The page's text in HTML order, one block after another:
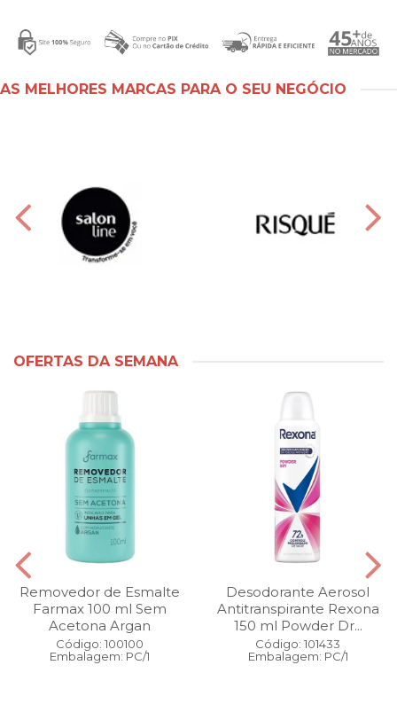
AS MELHORES MARCAS PARA O SEU NEGÓCIO
OFERTAS DA SEMANA
Removedor de Esmalte
Farmax 100 ml Sem
Acetona Argan
Código: 100100
Embalagem: PC/1
Desodorante Aerosol
Antitranspirante Rexona
150 ml Powder Dr...
Código: 101433
Embalagem: PC/1